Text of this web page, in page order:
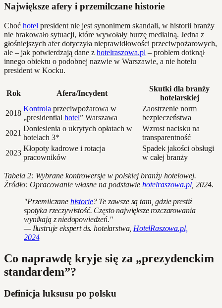
Największe afery i przemilczane historie
Choć hotel president nie jest synonimem skandali, w historii branży
nie brakowało sytuacji, które wywołały burzę medialną. Jedna z
głośniejszych afer dotyczyła nieprawidłowości przeciwpożarowych,
ale – jak potwierdzają dane z hotelraszowa.pl – problem dotknął
innego obiektu o podobnej nazwie w Warszawie, a nie hotelu
president w Kocku.
Rok Afera/Incydent
Skutki dla branży
hotelarskiej
2018
Kontrola przeciwpożarowa w
„presidential hotel” Warszawa
Zaostrzenie norm
bezpieczeństwa
2021
Doniesienia o ukrytych opłatach w
hotelach 3*
Wzrost nacisku na
transparentność
2023
Kłopoty kadrowe i rotacja
pracowników
Spadek jakości obsługi
w całej branży
Tabela 2: Wybrane kontrowersje w polskiej branży hotelowej.
Źródło: Opracowanie własne na podstawie hotelraszowa.pl , 2024.
"Przemilczane historie? Te zawsze są tam, gdzie prestiż
spotyka rzeczywistość. Często największe rozczarowania
wynikają z niedopowiedzeń."
— Ilustruje ekspert ds. hotelarstwa, HotelRaszowa.pl,
2024
Co naprawdę kryje się za „prezydenckim
standardem”?
Definicja luksusu po polsku